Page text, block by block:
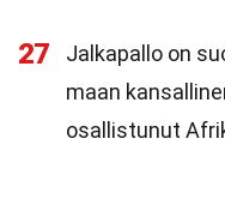
27
Jalkapallo on
maan
osallistunut